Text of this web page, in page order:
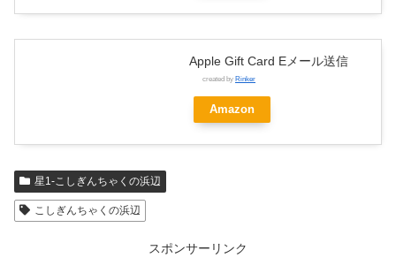
Apple Gift Card Eメール送信
created by Rinker
Amazon
星1-こしぎんちゃくの浜辺
こしぎんちゃくの浜辺
スポンサーリンク